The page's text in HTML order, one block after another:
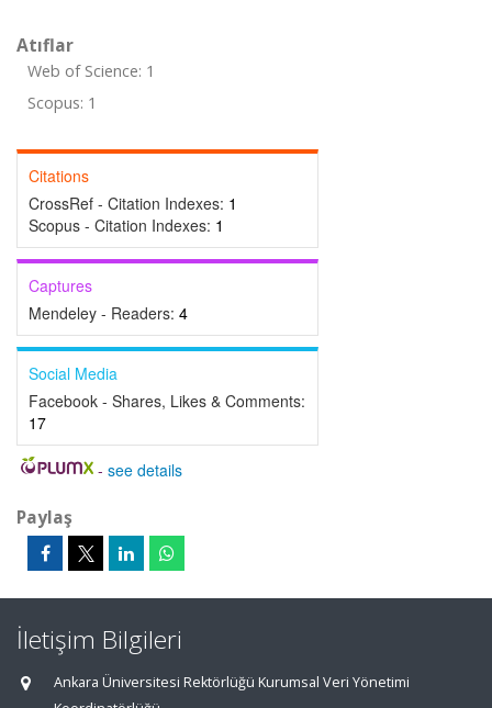
Atıflar
Web of Science: 1
Scopus: 1
Citations
CrossRef - Citation Indexes: 1
Scopus - Citation Indexes: 1
Captures
Mendeley - Readers: 4
Social Media
Facebook - Shares, Likes & Comments:
17
- see details
Paylaş
İletişim Bilgileri
Ankara Üniversitesi Rektörlüğü Kurumsal Veri Yönetimi